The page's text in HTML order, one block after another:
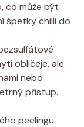
co může být
špetky chilli do
obličeje, ale
nebo
přístup.
peelingu